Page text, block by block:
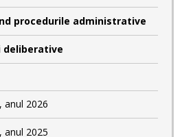
procedurile administrative
anul 2026
anul 2025